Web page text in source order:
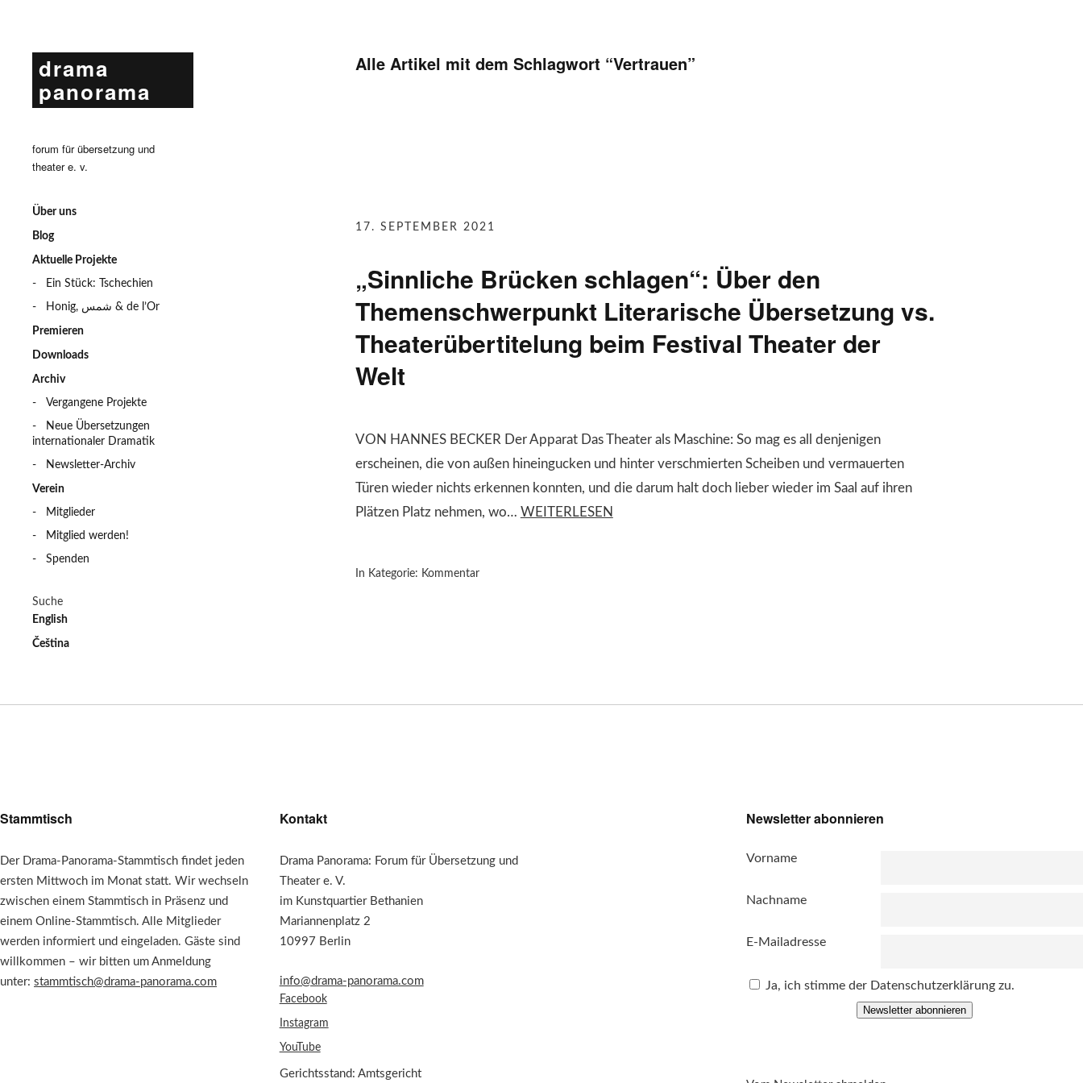
drama
panorama
forum für übersetzung und
theater e. v.
Über uns
Blog
Aktuelle Projekte
Ein Stück: Tschechien
Honig, شمس & de l’Or
Premieren
Downloads
Archiv
Vergangene Projekte
Neue Übersetzungen
internationaler Dramatik
Newsletter-Archiv
Verein
Mitglieder
Mitglied werden!
Spenden
Suche
English
Čeština
Alle Artikel mit dem Schlagwort “Vertrauen”
17. SEPTEMBER 2021
„Sinnliche Brücken schlagen“: Über den
Themenschwerpunkt Literarische Übersetzung vs.
Theaterübertitelung beim Festival Theater der
Welt
VON HANNES BECKER Der Apparat Das Theater als Maschine: So mag es all denjenigen
erscheinen, die von außen hineingucken und hinter verschmierten Scheiben und vermauerten
Türen wieder nichts erkennen konnten, und die darum halt doch lieber wieder im Saal auf ihren
Plätzen Platz nehmen, wo… WEITERLESEN
In Kategorie: Kommentar
Stammtisch
Der Drama-Panorama-Stammtisch findet jeden
ersten Mittwoch im Monat statt. Wir wechseln
zwischen einem Stammtisch in Präsenz und
einem Online-Stammtisch. Alle Mitglieder
werden informiert und eingeladen. Gäste sind
willkommen – wir bitten um Anmeldung
unter: stammtisch@drama-panorama.com
Kontakt
Drama Panorama: Forum für Übersetzung und
Theater e. V.
im Kunstquartier Bethanien
Mariannenplatz 2
10997 Berlin
info@drama-panorama.com
Facebook
Instagram
YouTube
Gerichtsstand: Amtsgericht
Newsletter abonnieren
Vorname
Nachname
E-Mailadresse
Ja, ich stimme der Datenschutzerklärung zu.
Newsletter abonnieren